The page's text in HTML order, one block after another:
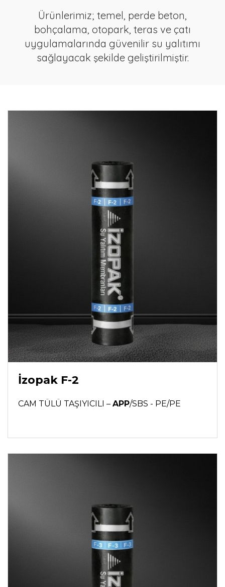
Ürünlerimiz; temel, perde beton,
bohçalama, otopark, teras ve çatı
uygulamalarında güvenilir su yalıtımı
sağlayacak şekilde geliştirilmiştir.
İzopak F-2
CAM TÜLÜ TAŞIYICILI – APP/SBS - PE/PE